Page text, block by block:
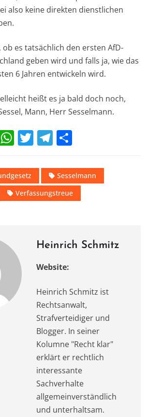
also keine direkten dienstlichen
ob es tatsächlich den ersten AfD-
geben wird und falls ja, wie das
6 Jahren entwickeln wird.
heißt es ja bald doch noch,
Mann, Herr Sesselmann.
W
at
s
A
T
it
te
r
T
e
gr
a
le
n
Sesselmann
Verfassungstreue
Heinrich Schmitz
Website:
Heinrich Schmitz ist
Rechtsanwalt,
Strafverteidiger und
Blogger. In seiner
Kolumne "Recht klar"
erklärt er rechtlich
interessante
Sachverhalte
allgemeinverständlich
und unterhaltsam.